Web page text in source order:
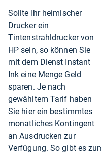
Sollte Ihr heimischer
Drucker ein
Tintenstrahldrucker von
HP sein, so können Sie
mit dem Dienst Instant
Ink eine Menge Geld
sparen. Je nach
gewähltem Tarif haben
Sie hier ein bestimmtes
monatliches Kontingent
an Ausdrucken zur
Verfügung. So gibt es